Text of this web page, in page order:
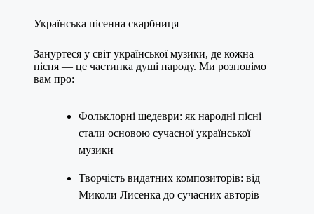
Українська пісенна скарбниця
Зануртеся у світ української музики, де кожна
пісня — це частинка душі народу. Ми розповімо
вам про:
Фольклорні шедеври: як народні пісні
стали основою сучасної української
музики
Творчість видатних композиторів: від
Миколи Лисенка до сучасних авторів